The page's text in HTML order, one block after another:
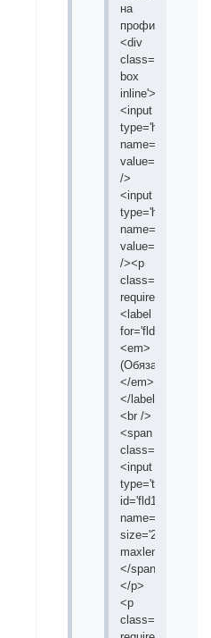
на
профилактике</
<div
class='fs-
box
inline'>
<input
type='hidden'
name='form_sent'
value='1'
/>
<input
type='hidden'
value='/'
/><p
class='inputfield
required'>
<label
for='fld1'>Имя
<em>
(Обязательно)
</em>
</label>
<br />
<span
class='input'>
<input
type='text'
id='fld1'
size='25'
maxlength='25'/>
</span>
</p>
<p
class='inputfield